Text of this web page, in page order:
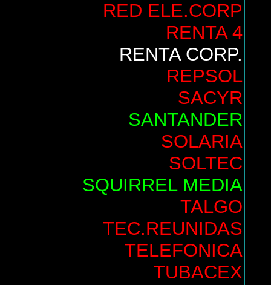
RED ELE.CORP
RENTA 4
RENTA CORP.
REPSOL
SACYR
SANTANDER
SOLARIA
SOLTEC
SQUIRREL MEDIA
TALGO
TEC.REUNIDAS
TELEFONICA
TUBACEX